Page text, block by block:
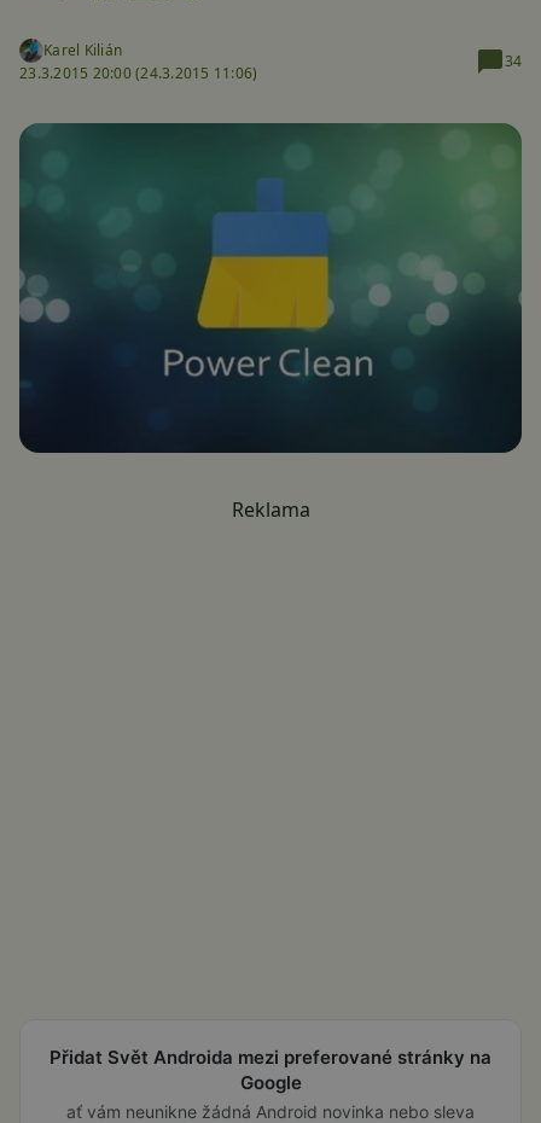
Karel Kilián
23.3.2015 20:00 (24.3.2015 11:06)
34
Reklama
Přidat Svět Androida mezi preferované stránky na
Google
ať vám neunikne žádná Android novinka nebo sleva